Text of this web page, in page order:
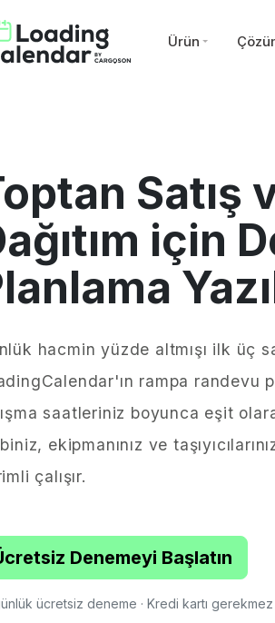
Ürün
Satış
için
hacmin yüzde altmışı ilk üç
rampa randevu
saatleriniz boyunca eşit
ekipmanınız ve
çalışır.
Denemeyi Başlatın
ücretsiz deneme · Kredi kartı